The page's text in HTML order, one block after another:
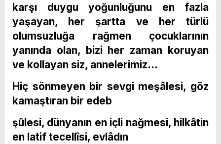
karşı duygu yoğunluğunu en fazla
yaşayan, her şartta ve her türlü
olumsuzluğa rağmen çocuklarının
yanında olan, bizi her zaman koruyan
ve kollayan siz, annelerimiz…
Hiç sönmeyen bir sevgi meşâlesi, göz
kamaştıran bir edeb
şûlesi, dünyanın en içli nağmesi, hilkâtin
en latif tecellîsi, evlâdın